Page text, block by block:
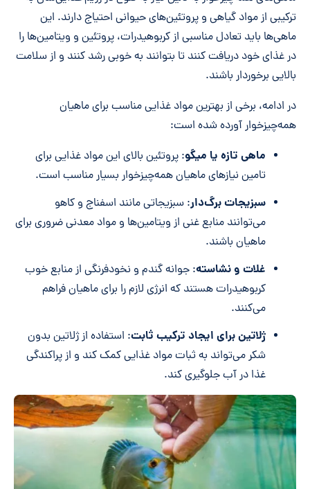
ترکیبی از مواد گیاهی و پروتئین‌های حیوانی احتیاج دارند. این
ماهی‌ها باید تعادل مناسبی از کربوهیدرات، پروتئین و ویتامین‌ها را
در غذای خود دریافت کنند تا بتوانند به خوبی رشد کنند و از سلامت
بالایی برخوردار باشند.
در ادامه، برخی از بهترین مواد غذایی مناسب برای ماهیان
همه‌چیزخوار آورده شده است:
ماهی تازه یا میگو: پروتئین بالای این مواد غذایی برای
تامین نیازهای ماهیان همه‌چیزخوار بسیار مناسب است.
سبزیجات برگ‌دار: سبزیجاتی مانند اسفناج و کاهو
می‌توانند منابع غنی از ویتامین‌ها و مواد معدنی ضروری برای
ماهیان باشند.
غلات و نشاسته: جوانه گندم و نخودفرنگی از منابع خوب
کربوهیدرات هستند که انرژی لازم را برای ماهیان فراهم
می‌کنند.
ژلاتین برای ایجاد ترکیب ثابت: استفاده از ژلاتین بدون
شکر می‌تواند به ثبات مواد غذایی کمک کند و از پراکندگی
غذا در آب جلوگیری کند.